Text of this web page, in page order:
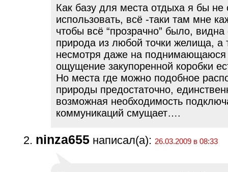
Как базу для места отдыха я бы не
использовать, всё -таки там мне
чтобы всё “прозрачно” было,
природа из любой точки желища, а
несмотря даже на
ощущение закупоренной коробки
Но места где можно подобное
природы предостаточно,
возможная необходимость
коммуникаций смущает….
ninza655 написал(а): 26.03.2009 в 08:33